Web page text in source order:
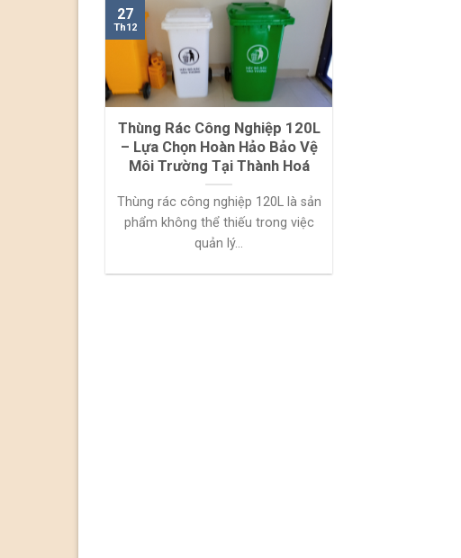
Thùng Rác Công Nghiệp 120L
– Lựa Chọn Hoàn Hảo Bảo Vệ
Môi Trường Tại Thành Hoá
Thùng rác công nghiệp 120L là sản
phẩm không thể thiếu trong việc
quản lý...
27
Th12